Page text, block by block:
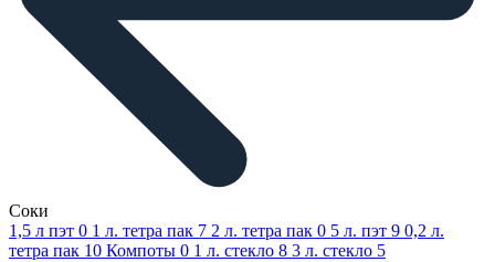
Соки
1,5 л пэт 0 1 л. тетра пак 7 2 л. тетра пак 0 5 л. пэт 9 0,2 л.
тетра пак 10 Компоты 0 1 л. стекло 8 3 л. стекло 5